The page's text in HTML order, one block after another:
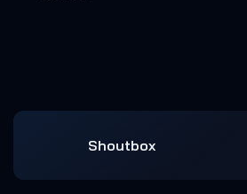
Shoutbox